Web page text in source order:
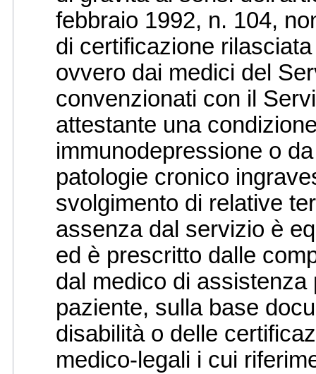
febbraio 1992, n. 104,
di certificazione
ovvero dai medici del
convenzionati con il
attestante una
immunodepressione o
patologie cronico
svolgimento di relative
assenza dal servizio è
ed è prescritto dalle
dal medico di
paziente, sulla base
disabilità o delle
medico-legali i cui